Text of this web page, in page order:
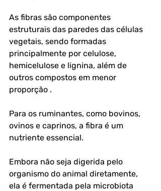
As fibras são componentes
estruturais das paredes das células
vegetais, sendo formadas
principalmente por celulose,
hemicelulose e lignina, além de
outros compostos em menor
proporção .
Para os ruminantes, como bovinos,
ovinos e caprinos, a fibra é um
nutriente essencial.
Embora não seja digerida pelo
organismo do animal diretamente,
ela é fermentada pela microbiota